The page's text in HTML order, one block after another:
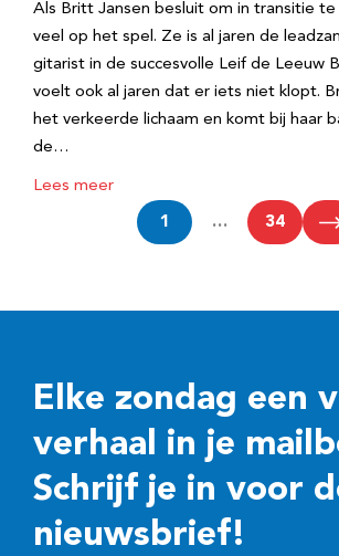
Als Britt Jansen besluit om in transitie
veel op het spel. Ze is al jaren de
gitarist in de succesvolle Leif de Leeuw
voelt ook al jaren dat er iets niet klopt.
het verkeerde lichaam en komt bij haar
de…
Lees meer
1 … 34
Elke zondag een
verhaal in je
Schrijf je in voor
nieuwsbrief!